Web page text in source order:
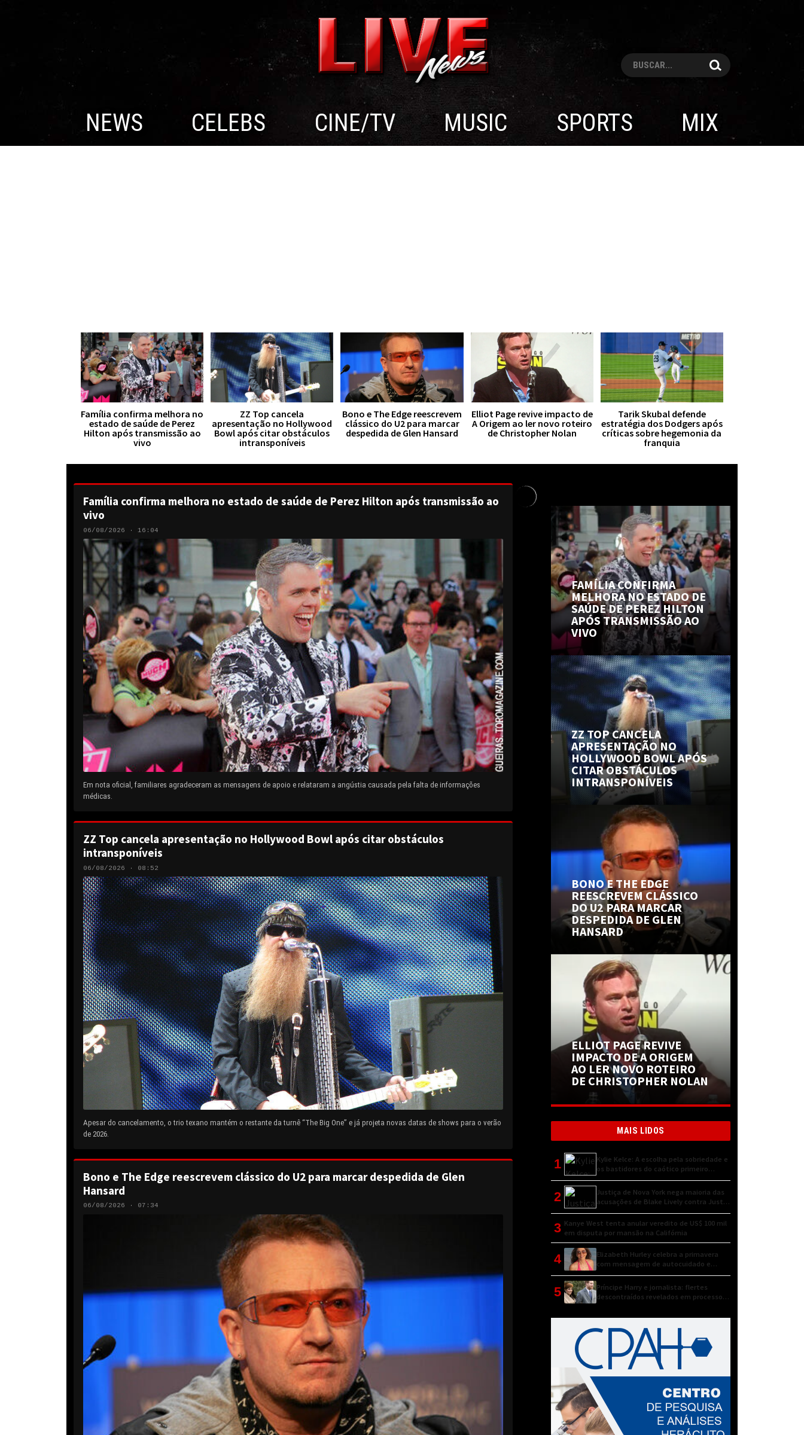
Pesquisar
NEWS CELEBS CINE/TV MUSIC SPORTS MIX
Família confirma melhora no
estado de saúde de Perez
Hilton após transmissão ao
vivo
ZZ Top cancela
apresentação no Hollywood
Bowl após citar obstáculos
intransponíveis
Bono e The Edge reescrevem
clássico do U2 para marcar
despedida de Glen Hansard
Elliot Page revive impacto de
A Origem ao ler novo roteiro
de Christopher Nolan
Tarik Skubal defende
estratégia dos Dodgers após
críticas sobre hegemonia da
franquia
Família confirma melhora no estado de saúde de Perez Hilton após transmissão ao
vivo
06/08/2026 · 16:04
Em nota oficial, familiares agradeceram as mensagens de apoio e relataram a angústia causada pela falta de informações
médicas.
ZZ Top cancela apresentação no Hollywood Bowl após citar obstáculos
intransponíveis
06/08/2026 · 08:52
Apesar do cancelamento, o trio texano mantém o restante da turnê “The Big One” e já projeta novas datas de shows para o verão
de 2026.
Bono e The Edge reescrevem clássico do U2 para marcar despedida de Glen
Hansard
06/08/2026 · 07:34
FAMÍLIA CONFIRMA
MELHORA NO ESTADO DE
SAÚDE DE PEREZ HILTON
APÓS TRANSMISSÃO AO
VIVO
ZZ TOP CANCELA
APRESENTAÇÃO NO
HOLLYWOOD BOWL APÓS
CITAR OBSTÁCULOS
INTRANSPONÍVEIS
BONO E THE EDGE
REESCREVEM CLÁSSICO
DO U2 PARA MARCAR
DESPEDIDA DE GLEN
HANSARD
ELLIOT PAGE REVIVE
IMPACTO DE A ORIGEM
AO LER NOVO ROTEIRO
DE CHRISTOPHER NOLAN
MAIS LIDOS
1
Kylie Kelce: A escolha pela sobriedade e
os bastidores do caótico primeiro
encontro
2
Justiça de Nova York nega maioria das
acusações de Blake Lively contra Justin
Baldoni
3 Kanye West tenta anular veredito de US$ 100 mil
em disputa por mansão na Califórnia
4
Elizabeth Hurley celebra a primavera
com mensagem de autocuidado e
conexão natural
5
Príncipe Harry e jornalista: flertes
descontraídos revelados em processo